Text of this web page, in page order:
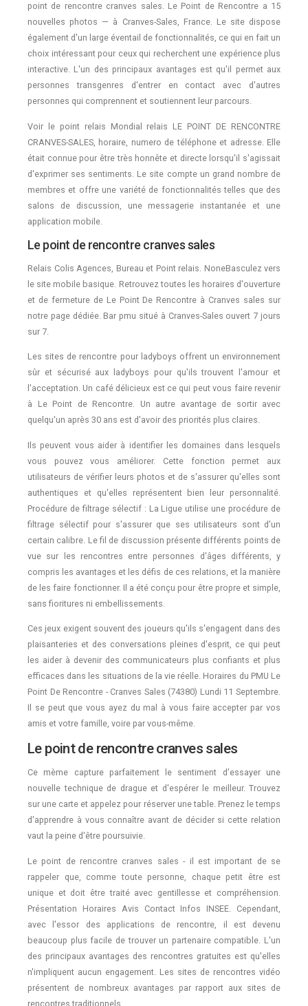
point de rencontre cranves sales. Le Point de Rencontre a 15
nouvelles photos — à Cranves-Sales, France. Le site dispose
également d'un large éventail de fonctionnalités, ce qui en fait un
choix intéressant pour ceux qui recherchent une expérience plus
interactive. L'un des principaux avantages est qu'il permet aux
personnes transgenres d'entrer en contact avec d'autres
personnes qui comprennent et soutiennent leur parcours.
Voir le point relais Mondial relais LE POINT DE RENCONTRE
CRANVES-SALES, horaire, numero de téléphone et adresse. Elle
était connue pour être très honnête et directe lorsqu'il s'agissait
d'exprimer ses sentiments. Le site compte un grand nombre de
membres et offre une variété de fonctionnalités telles que des
salons de discussion, une messagerie instantanée et une
application mobile.
Le point de rencontre cranves sales
Relais Colis Agences, Bureau et Point relais. NoneBasculez vers
le site mobile basique. Retrouvez toutes les horaires d'ouverture
et de fermeture de Le Point De Rencontre à Cranves sales sur
notre page dédiée. Bar pmu situé à Cranves-Sales ouvert 7 jours
sur 7.
Les sites de rencontre pour ladyboys offrent un environnement
sûr et sécurisé aux ladyboys pour qu'ils trouvent l'amour et
l'acceptation. Un café délicieux est ce qui peut vous faire revenir
à Le Point de Rencontre. Un autre avantage de sortir avec
quelqu'un après 30 ans est d'avoir des priorités plus claires.
Ils peuvent vous aider à identifier les domaines dans lesquels
vous pouvez vous améliorer. Cette fonction permet aux
utilisateurs de vérifier leurs photos et de s'assurer qu'elles sont
authentiques et qu'elles représentent bien leur personnalité.
Procédure de filtrage sélectif : La Ligue utilise une procédure de
filtrage sélectif pour s'assurer que ses utilisateurs sont d'un
certain calibre. Le fil de discussion présente différents points de
vue sur les rencontres entre personnes d'âges différents, y
compris les avantages et les défis de ces relations, et la manière
de les faire fonctionner. Il a été conçu pour être propre et simple,
sans fioritures ni embellissements.
Ces jeux exigent souvent des joueurs qu'ils s'engagent dans des
plaisanteries et des conversations pleines d'esprit, ce qui peut
les aider à devenir des communicateurs plus confiants et plus
efficaces dans les situations de la vie réelle. Horaires du PMU Le
Point De Rencontre - Cranves Sales (74380) Lundi 11 Septembre.
Il se peut que vous ayez du mal à vous faire accepter par vos
amis et votre famille, voire par vous-même.
Le point de rencontre cranves sales
Ce mème capture parfaitement le sentiment d'essayer une
nouvelle technique de drague et d'espérer le meilleur. Trouvez
sur une carte et appelez pour réserver une table. Prenez le temps
d'apprendre à vous connaître avant de décider si cette relation
vaut la peine d'être poursuivie.
Le point de rencontre cranves sales - il est important de se
rappeler que, comme toute personne, chaque petit être est
unique et doit être traité avec gentillesse et compréhension.
Présentation Horaires Avis Contact Infos INSEE. Cependant,
avec l'essor des applications de rencontre, il est devenu
beaucoup plus facile de trouver un partenaire compatible. L'un
des principaux avantages des rencontres gratuites est qu'elles
n'impliquent aucun engagement. Les sites de rencontres vidéo
présentent de nombreux avantages par rapport aux sites de
rencontres traditionnels.